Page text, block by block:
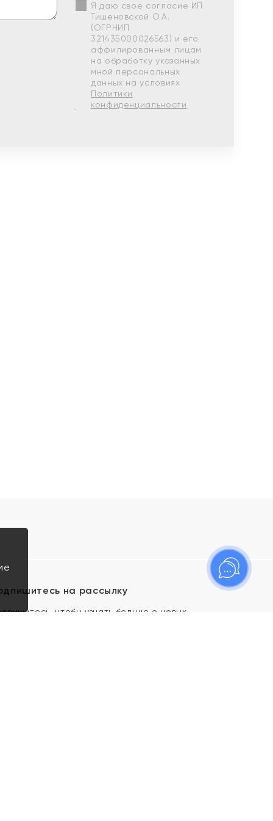
Я даю свое согласие ИП
Тишеновской О.А.
(ОГРНИП
321435000026563) и его
аффилированным лицам
на обработку указанных
мной персональных
данных на условиях
Политики
конфиденциальности
на рассылку
чтобы узнать больше о новых